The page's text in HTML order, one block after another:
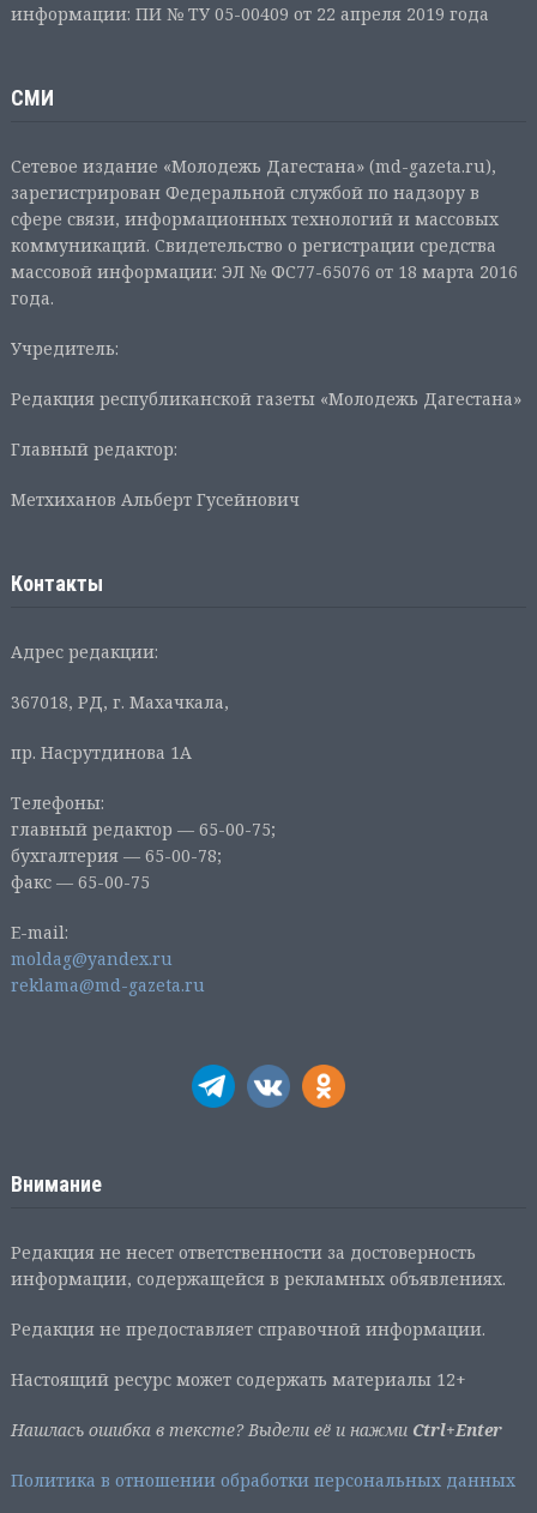
информации: ПИ № ТУ 05-00409 от 22 апреля 2019 года
СМИ
Сетевое издание «Молодежь Дагестана» (md-gazeta.ru),
зарегистрирован Федеральной службой по надзору в
сфере связи, информационных технологий и массовых
коммуникаций. Свидетельство о регистрации средства
массовой информации: ЭЛ № ФС77-65076 от 18 марта 2016
года.
Учредитель:
Редакция республиканской газеты «Молодежь Дагестана»
Главный редактор:
Метхиханов Альберт Гусейнович
Контакты
Адрес редакции:
367018, РД, г. Махачкала,
пр. Насрутдинова 1А
Телефоны:
главный редактор — 65-00-75;
бухгалтерия — 65-00-78;
факс — 65-00-75
E-mail:
moldag@yandex.ru
reklama@md-gazeta.ru
Внимание
Редакция не несет ответственности за достоверность
информации, содержащейся в рекламных объявлениях.
Редакция не предоставляет справочной информации.
Настоящий ресурс может содержать материалы 12+
Нашлась ошибка в тексте? Выдели её и нажми Ctrl+Enter
Политика в отношении обработки персональных данных